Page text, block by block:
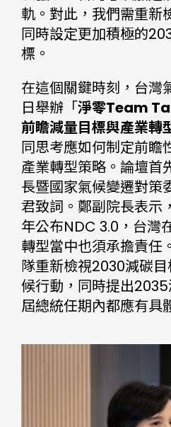
軌。對此，我們需重新
同時設定更加積極的
標。
在這個關鍵時刻，台灣
日舉辦「淨零Team
前瞻減量目標與產業轉
同思考應如何制定前瞻
產業轉型策略。論壇首
長暨國家氣候變遷對策
君致詞。鄭副院長表示
年公布NDC 3.0，台灣
轉型當中也須承擔責任
隊重新檢視2030減碳
候行動，同時提出
屆總統任期內都應有具